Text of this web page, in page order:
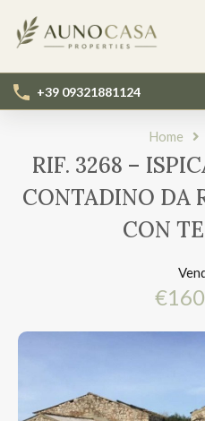
+39 09321881124
Home
RIF. 3268 –
CONTADINO DA
CON